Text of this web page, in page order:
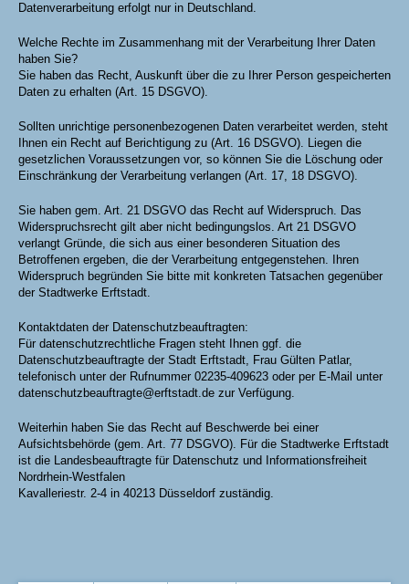
Datenverarbeitung erfolgt nur in Deutschland.
Welche Rechte im Zusammenhang mit der Verarbeitung Ihrer Daten
haben Sie?
Sie haben das Recht, Auskunft über die zu Ihrer Person gespeicherten
Daten zu erhalten (Art. 15 DSGVO).
Sollten unrichtige personenbezogenen Daten verarbeitet werden, steht
Ihnen ein Recht auf Berichtigung zu (Art. 16 DSGVO). Liegen die
gesetzlichen Voraussetzungen vor, so können Sie die Löschung oder
Einschränkung der Verarbeitung verlangen (Art. 17, 18 DSGVO).
Sie haben gem. Art. 21 DSGVO das Recht auf Widerspruch. Das
Widerspruchsrecht gilt aber nicht bedingungslos. Art 21 DSGVO
verlangt Gründe, die sich aus einer besonderen Situation des
Betroffenen ergeben, die der Verarbeitung entgegenstehen. Ihren
Widerspruch begründen Sie bitte mit konkreten Tatsachen gegenüber
der Stadtwerke Erftstadt.
Kontaktdaten der Datenschutzbeauftragten:
Für datenschutzrechtliche Fragen steht Ihnen ggf. die
Datenschutzbeauftragte der Stadt Erftstadt, Frau Gülten Patlar,
telefonisch unter der Rufnummer 02235-409623 oder per E-Mail unter
datenschutzbeauftragte@erftstadt.de zur Verfügung.
Weiterhin haben Sie das Recht auf Beschwerde bei einer
Aufsichtsbehörde (gem. Art. 77 DSGVO). Für die Stadtwerke Erftstadt
ist die Landesbeauftragte für Datenschutz und Informationsfreiheit
Nordrhein-Westfalen
Kavalleriestr. 2-4 in 40213 Düsseldorf zuständig.